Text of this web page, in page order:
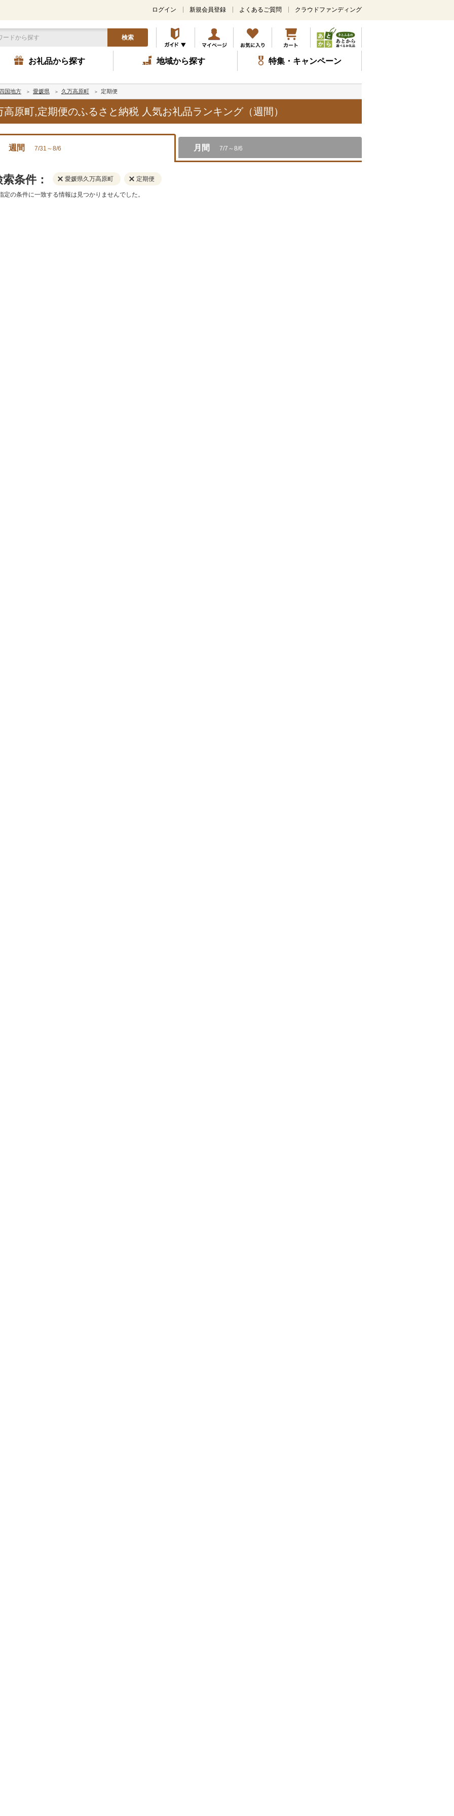
メ
ン
コ
ン
テ
ツ
キ
ッ
プ
ログイン 新規会員登録 よくあるご質問 クラウドファンディング
検索
お礼品から探す 地域から探す 特集・キャンペーン
四国地方 愛媛県 久万高原町 定期便
高原町,定期便のふるさと納税 人気お礼品ランキング（週間）
週間 7/31～8/6 月間 7/7～8/6
条件： 愛媛県久万高原町 定期便
定の条件に一致する情報は見つかりませんでした。